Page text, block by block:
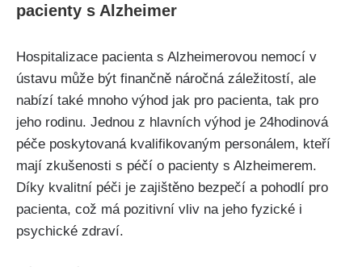
pacienty s Alzheimer
Hospitalizace pacienta s Alzheimerovou nemocí v
ústavu může být finančně náročná záležitostí, ale
nabízí také mnoho výhod jak pro pacienta, tak pro
jeho rodinu. Jednou z hlavních výhod je 24hodinová
péče poskytovaná kvalifikovaným personálem, kteří
mají zkušenosti s péčí o pacienty s Alzheimerem.
Díky kvalitní péči je zajištěno bezpečí a pohodlí pro
pacienta, což má pozitivní vliv na jeho fyzické i
psychické zdraví.